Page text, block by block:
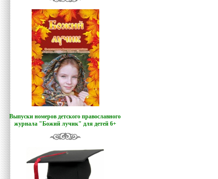
Выпуски номеров детского православного
журнала "Божий лучик" для детей 6+